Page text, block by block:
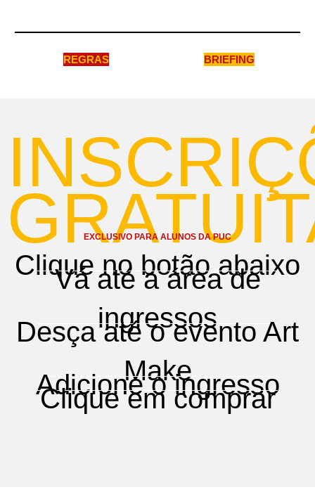
REGRAS BRIEFING
EXCLUSIVO PARA ALUNOS DA PUC
Clique no botão abaixo
Vá até a área de
ingressos
Desça até o evento Art
Make
Adicione o ingresso
Clique em comprar